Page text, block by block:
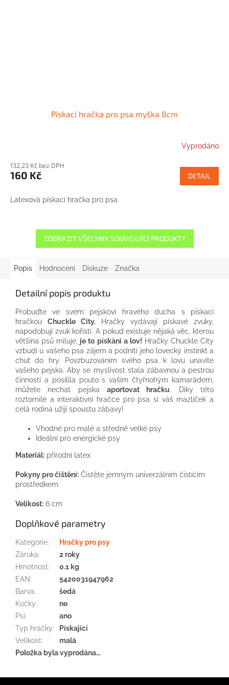
Pískací hračka pro psa myška 8cm
Vyprodáno
132,23 Kč bez DPH
160 Kč DETAIL
Latexová pískací hračka pro psa.
ZOBRAZIT VŠECHNY SOUVISEJÍCÍ PRODUKTY
Popis Hodnocení Diskuze Značka
Detailní popis produktu
Probuďte ve svém pejskovi hravého ducha s pískací
hračkou Chuckle City. Hračky vydávají pískavé zvuky,
napodobují zvuk kořisti. A pokud existuje nějaká věc, kterou
většina psů miluje, je to pískání a lov! Hračky Chuckle City
vzbudí u vašeho psa zájem a podnítí jeho lovecký instinkt a
chuť do hry. Povzbuzováním svého psa k lovu unavíte
vašeho pejska. Aby se myslivost stala zábavnou a pestrou
činností a posílila pouto s vaším čtyřnohým kamarádem,
můžete nechat pejska aportovat hračku. Díky této
roztomilé a interaktivní hračce pro psa si váš mazlíček a
celá rodina užijí spoustu zábavy!
Vhodné pro malé a středně velké psy
Ideální pro energické psy
Materiál: přírodní latex
Pokyny pro čištění: Čistěte jemným univerzálním čistícím
prostředkem.
Velikost: 6 cm
Doplňkové parametry
Kategorie:
Hračky pro psy
Záruka:
2 roky
Hmotnost:
0.1 kg
EAN:
5420031947962
Barva:
šedá
Kočky:
ne
Psi:
ano
Typ hračky:
Pískající
Velikost:
malá
Položka byla vyprodána…